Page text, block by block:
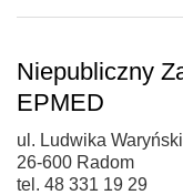
Niepubliczny
EPMED
ul. Ludwika
26-600 Radom
tel. 48 331 19 29